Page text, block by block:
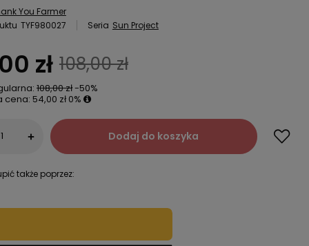
You Farmer
TYF980027 Seria Sun Project
zł 108,00 zł
108,00 zł-50%
cena: 54,00 zł 0%
+ Dodaj do koszyka
także poprzez: